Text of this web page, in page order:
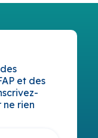
et des
rien